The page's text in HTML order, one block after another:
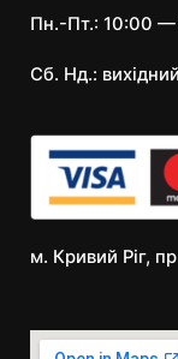
Пн.-Пт.: 10:00 —
Сб. Нд.: вихідний
м. Кривий Ріг,